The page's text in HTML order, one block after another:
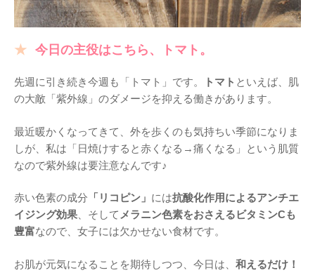
今日の主役はこちら、トマト。
先週に引き続き今週も「トマト」です。 トマト といえば、肌
の大敵「紫外線」のダメージを抑える働きがあります。
最近暖かくなってきて、外を歩くのも気持ちい季節になりま
しが、私は「日焼けすると赤くなる→痛くなる」という肌質
なので紫外線は要注意なんです♪
赤い色素の成分 「リコピン」 には抗酸化作用によるアンチエ
イジング効果 、そして メラニン色素をおさえるビタミンCも
豊富なので、女子には欠かせない食材です。
お肌が元気になることを期待しつつ、今日は、 和えるだけ！